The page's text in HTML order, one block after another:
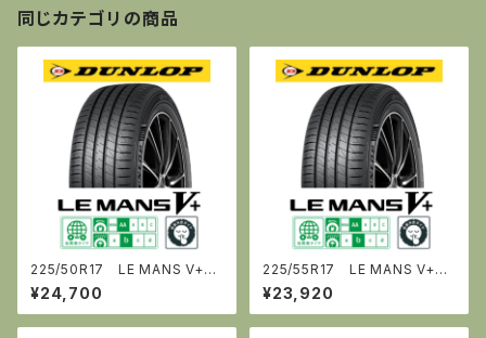
同じカテゴリの商品
225/50R17 LE MANS V+
《ﾙ・ﾏﾝ ﾌｧｲﾌﾞﾌﾟﾗｽ》 [ダンロップ]
¥24,700
225/55R17 LE MANS V+
《ﾙ・ﾏﾝ ﾌｧｲﾌﾞﾌﾟﾗｽ》 [ダンロップ]
¥23,920